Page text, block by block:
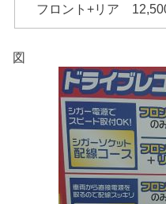
フロント+リア
図